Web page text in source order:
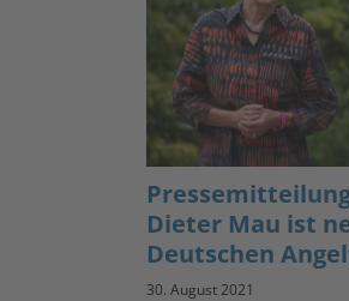
Dieter Mau ist
Deutschen
30. August 2021